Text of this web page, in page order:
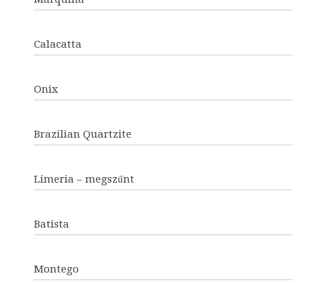
Calacatta
Onix
Brazilian Quartzite
Limeria – megszűnt
Batista
Montego